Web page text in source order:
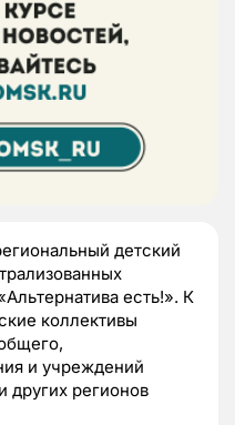
детский
есть!». К
коллективы
и учреждений
других регионов